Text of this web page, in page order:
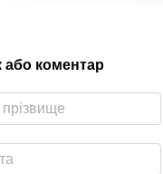
або коментар